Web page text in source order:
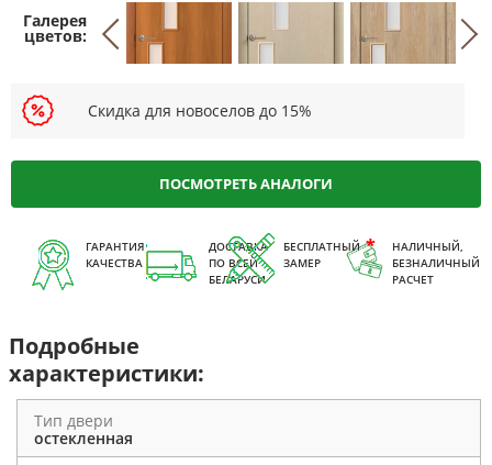
Скидка для новоселов до 15%
ПОСМОТРЕТЬ АНАЛОГИ
ГАРАНТИЯ
КАЧЕСТВА
ДОСТАВКА
ПО ВСЕЙ
БЕЛАРУСИ
БЕСПЛАТНЫЙ
ЗАМЕР
НАЛИЧНЫЙ,
БЕЗНАЛИЧНЫЙ
РАСЧЕТ
Подробные
характеристики:
Тип двери
остекленная